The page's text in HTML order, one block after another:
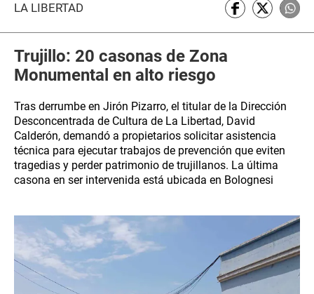
LA LIBERTAD
Trujillo: 20 casonas de Zona
Monumental en alto riesgo
Tras derrumbe en Jirón Pizarro, el titular de la Dirección
Desconcentrada de Cultura de La Libertad, David
Calderón, demandó a propietarios solicitar asistencia
técnica para ejecutar trabajos de prevención que eviten
tragedias y perder patrimonio de trujillanos. La última
casona en ser intervenida está ubicada en Bolognesi